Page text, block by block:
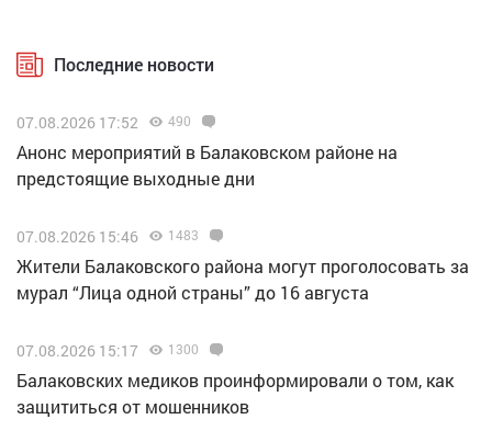
Последние новости
07.08.2026 17:52 490
Анонс мероприятий в Балаковском районе на
предстоящие выходные дни
07.08.2026 15:46 1483
Жители Балаковского района могут проголосовать за
мурал “Лица одной страны” до 16 августа
07.08.2026 15:17 1300
Балаковских медиков проинформировали о том, как
защититься от мошенников